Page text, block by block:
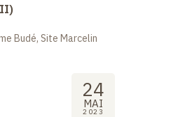
Budé, Site Marcelin
24
MAI
2023